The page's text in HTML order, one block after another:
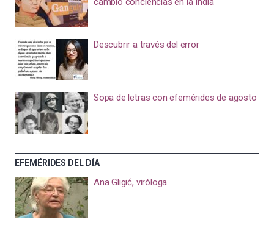
Descubrir a través del error
Sopa de letras con efemérides de agosto
EFEMÉRIDES DEL DÍA
Ana Gligić, viróloga